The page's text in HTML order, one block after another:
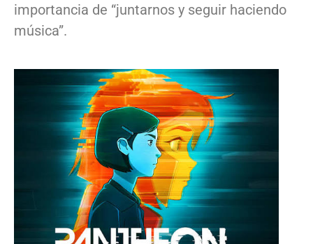
importancia de “juntarnos y seguir haciendo
música”.